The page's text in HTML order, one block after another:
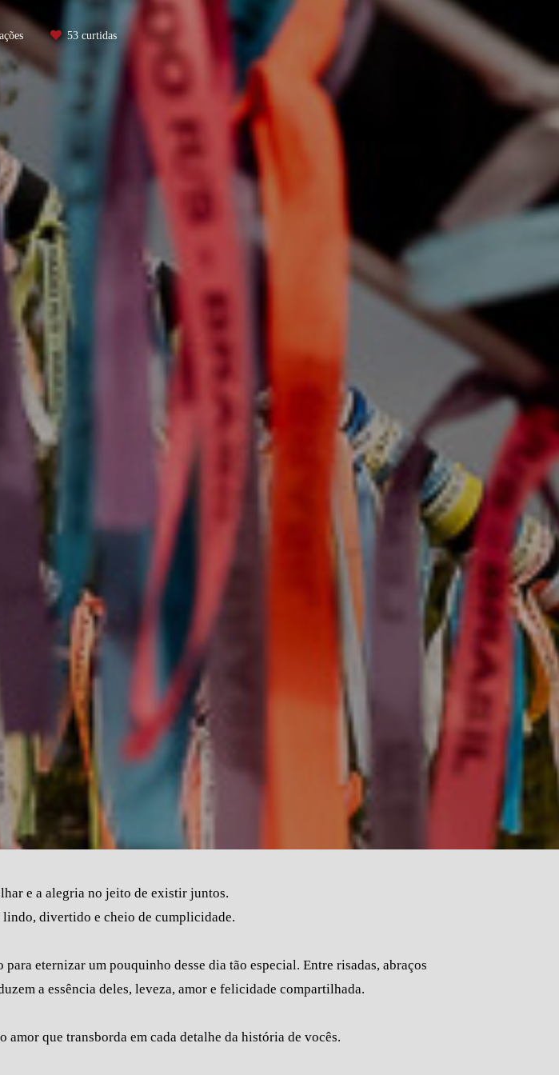
53 curtidas
e a alegria no jeito de existir juntos.
lindo, divertido e cheio de cumplicidade.
eternizar um pouquinho desse dia tão especial. Entre risadas, abraços
a essência deles, leveza, amor e felicidade compartilhada.
amor que transborda em cada detalhe da história de vocês.